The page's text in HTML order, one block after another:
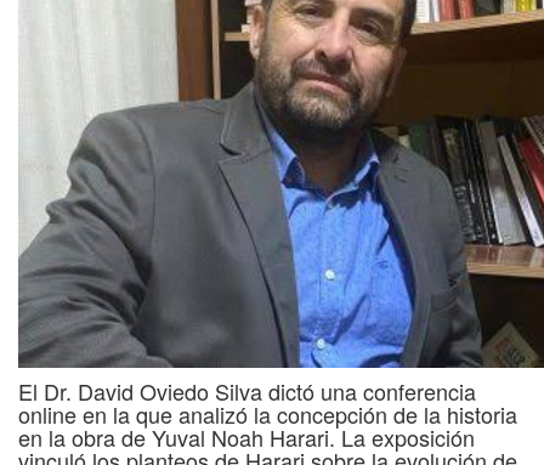
El Dr. David Oviedo Silva dictó una conferencia
online en la que analizó la concepción de la historia
en la obra de Yuval Noah Harari. La exposición